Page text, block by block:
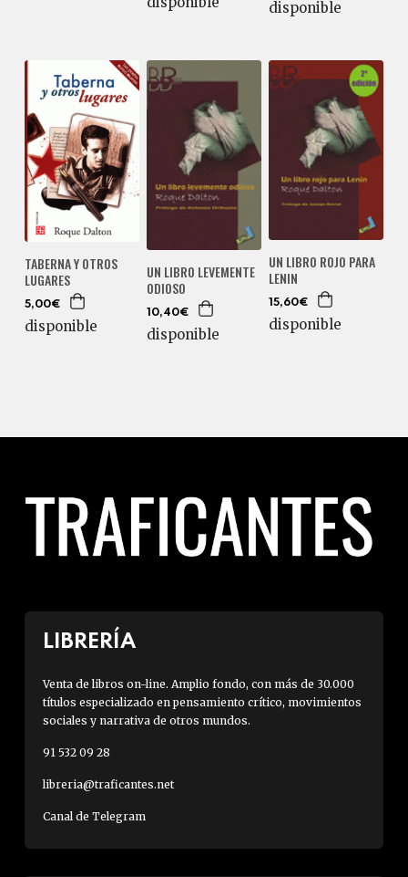
disponible
TABERNA Y OTROS
LUGARES
5,00€
disponible
UN LIBRO LEVEMENTE
ODIOSO
10,40€
disponible
UN LIBRO ROJO PARA
LENIN
15,60€
disponible
LIBRERÍA
Venta de libros on-line. Amplio fondo, con más de 30.000
títulos especializado en pensamiento crítico, movimientos
sociales y narrativa de otros mundos.
91 532 09 28
libreria@traficantes.net
Canal de Telegram